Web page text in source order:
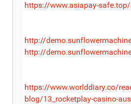
https://www.asiapay-
http://
http://
https://www.worlddiary.co/
blog/13_rocketplay-casino-